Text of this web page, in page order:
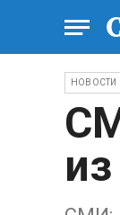
НОВОСТИ